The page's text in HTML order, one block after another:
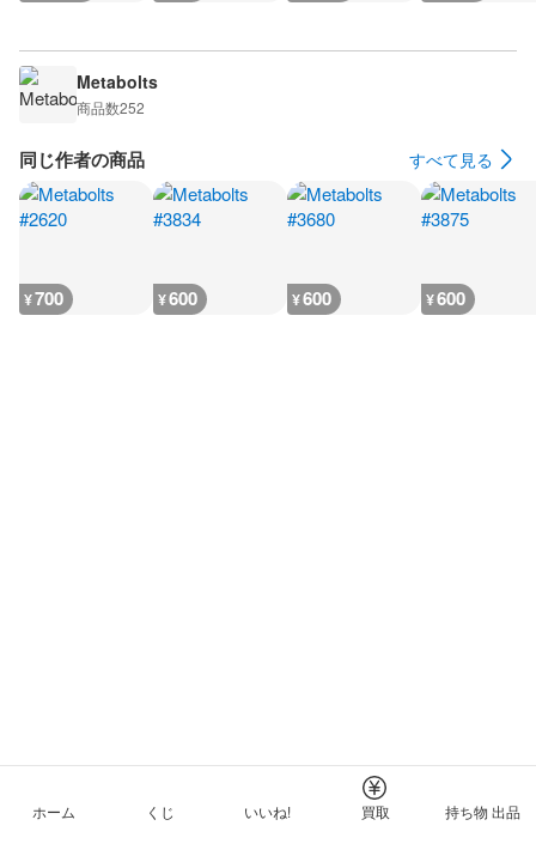
Metabolts
商品数252
同じ作者の商品 すべて見る
¥700 ¥600 ¥600 ¥600
ホーム くじ いいね! 買取 持ち物 出品